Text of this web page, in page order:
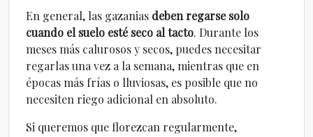
En general, las gazanias deben regarse solo
cuando el suelo esté seco al tacto. Durante los
meses más calurosos y secos, puedes necesitar
regarlas una vez a la semana, mientras que en
épocas más frías o lluviosas, es posible que no
necesiten riego adicional en absoluto.
Si queremos que florezcan regularmente,